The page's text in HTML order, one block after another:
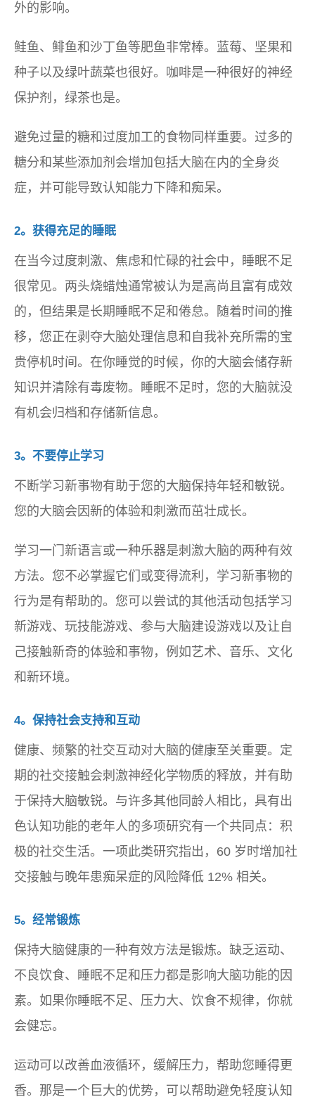
外的影响。
鲑鱼、鲱鱼和沙丁鱼等肥鱼非常棒。蓝莓、坚果和
种子以及绿叶蔬菜也很好。咖啡是一种很好的神经
保护剂，绿茶也是。
避免过量的糖和过度加工的食物同样重要。过多的
糖分和某些添加剂会增加包括大脑在内的全身炎
症，并可能导致认知能力下降和痴呆。
2。获得充足的睡眠
在当今过度刺激、焦虑和忙碌的社会中，睡眠不足
很常见。两头烧蜡烛通常被认为是高尚且富有成效
的，但结果是长期睡眠不足和倦怠。随着时间的推
移，您正在剥夺大脑处理信息和自我补充所需的宝
贵停机时间。在你睡觉的时候，你的大脑会储存新
知识并清除有毒废物。睡眠不足时，您的大脑就没
有机会归档和存储新信息。
3。不要停止学习
不断学习新事物有助于您的大脑保持年轻和敏锐。
您的大脑会因新的体验和刺激而茁壮成长。
学习一门新语言或一种乐器是刺激大脑的两种有效
方法。您不必掌握它们或变得流利，学习新事物的
行为是有帮助的。您可以尝试的其他活动包括学习
新游戏、玩技能游戏、参与大脑建设游戏以及让自
己接触新奇的体验和事物，例如艺术、音乐、文化
和新环境。
4。保持社会支持和互动
健康、频繁的社交互动对大脑的健康至关重要。定
期的社交接触会刺激神经化学物质的释放，并有助
于保持大脑敏锐。与许多其他同龄人相比，具有出
色认知功能的老年人的多项研究有一个共同点：积
极的社交生活。一项此类研究指出，60 岁时增加社
交接触与晚年患痴呆症的风险降低 12% 相关。
5。经常锻炼
保持大脑健康的一种有效方法是锻炼。缺乏运动、
不良饮食、睡眠不足和压力都是影响大脑功能的因
素。如果你睡眠不足、压力大、饮食不规律，你就
会健忘。
运动可以改善血液循环，缓解压力，帮助您睡得更
香。那是一个巨大的优势，可以帮助避免轻度认知